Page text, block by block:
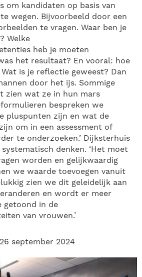
om kandidaten op basis van
wegen. Bijvoorbeeld door een
te vragen. Waar ben je
Welke
heb je moeten
het resultaat? En vooral: hoe
is je reflectie geweest? Dan
door het ijs. Sommige
zien wat ze in hun mars
bespreken we
pluspunten zijn en wat de
om in een assessment of
te onderzoeken.’ Dijksterhuis
denken. ‘Het moet
worden en gelijkwaardig
we waarde toevoegen vanuit
zien we dit geleidelijk aan
en wordt er meer
getoond in de
van vrouwen.’
september 2024